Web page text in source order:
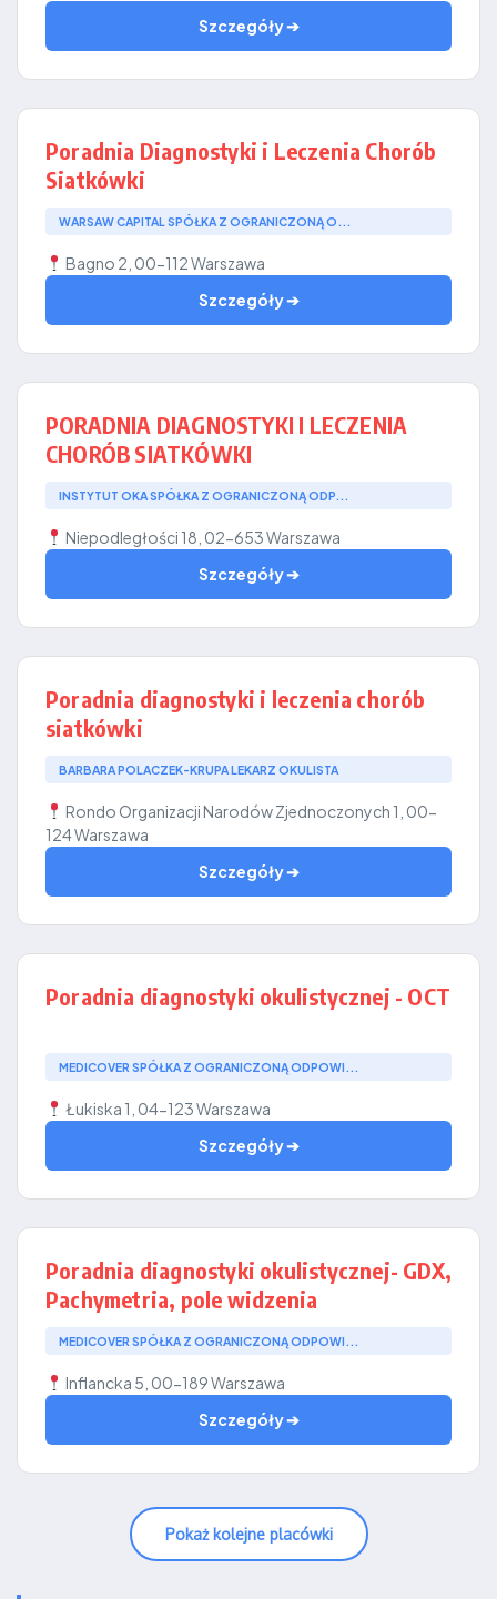
Szczegóły ➔
Poradnia Diagnostyki i Leczenia Chorób
Siatkówki
WARSAW CAPITAL SPÓŁKA Z OGRANICZONĄ O...
Bagno 2, 00-112 Warszawa
Szczegóły ➔
PORADNIA DIAGNOSTYKI I LECZENIA
CHORÓB SIATKÓWKI
INSTYTUT OKA SPÓŁKA Z OGRANICZONĄ ODP...
Niepodległości 18, 02-653 Warszawa
Szczegóły ➔
Poradnia diagnostyki i leczenia chorób
siatkówki
BARBARA POLACZEK-KRUPA LEKARZ OKULISTA
Rondo Organizacji Narodów Zjednoczonych 1, 00-
124 Warszawa
Szczegóły ➔
Poradnia diagnostyki okulistycznej - OCT
MEDICOVER SPÓŁKA Z OGRANICZONĄ ODPOWI...
Łukiska 1, 04-123 Warszawa
Szczegóły ➔
Poradnia diagnostyki okulistycznej- GDX,
Pachymetria, pole widzenia
MEDICOVER SPÓŁKA Z OGRANICZONĄ ODPOWI...
Inflancka 5, 00-189 Warszawa
Szczegóły ➔
Pokaż kolejne placówki